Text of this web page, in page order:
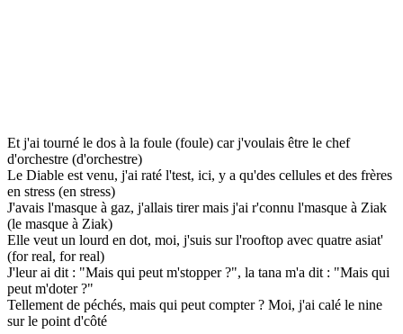
Et j'ai tourné le dos à la foule (foule) car j'voulais être le chef
d'orchestre (d'orchestre)
Le Diable est venu, j'ai raté l'test, ici, y a qu'des cellules et des frères
en stress (en stress)
J'avais l'masque à gaz, j'allais tirer mais j'ai r'connu l'masque à Ziak
(le masque à Ziak)
Elle veut un lourd en dot, moi, j'suis sur l'rooftop avec quatre asiat'
(for real, for real)
J'leur ai dit : "Mais qui peut m'stopper ?", la tana m'a dit : "Mais qui
peut m'doter ?"
Tellement de péchés, mais qui peut compter ? Moi, j'ai calé le nine
sur le point d'côté